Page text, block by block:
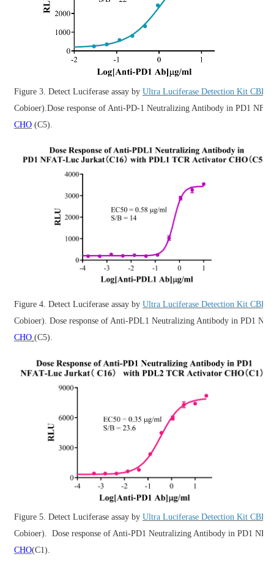
Figure 3. Detect Luciferase assay by Ultra Luciferase Detection Kit
Cobioer).Dose response of Anti-PD-1 Neutralizing Antibody in PD1
CHO(C5).
Figure 4. Detect Luciferase assay by Ultra Luciferase Detection Kit
Cobioer). Dose response of Anti-PDL1 Neutralizing Antibody in PD1
CHO (C5).
Figure 5. Detect Luciferase assay by Ultra Luciferase Detection Kit
Cobioer).
Dose response of Anti-PD1 Neutralizing Antibody in PD1
CHO(C1).